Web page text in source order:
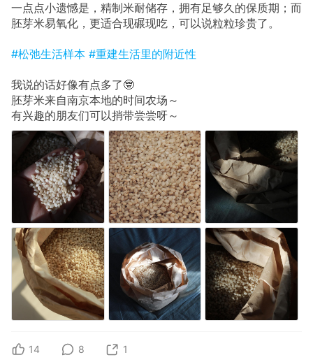
一点点小遗憾是，精制米耐储存，拥有足够久的保质期；而
胚芽米易氧化，更适合现碾现吃，可以说粒粒珍贵了。
#松弛生活样本 #重建生活里的附近性
我说的话好像有点多了🤓
胚芽米来自南京本地的时间农场～
有兴趣的朋友们可以捎带尝尝呀～
14 8 1